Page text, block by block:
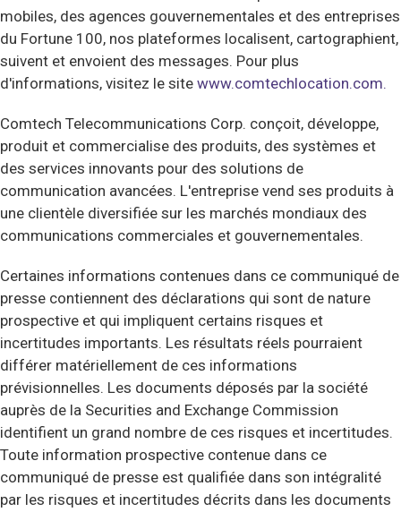
mobiles, des agences gouvernementales et des entreprises
du Fortune 100, nos plateformes localisent, cartographient,
suivent et envoient des messages. Pour plus
d'informations, visitez le site www.comtechlocation.com.
Comtech Telecommunications Corp. conçoit, développe,
produit et commercialise des produits, des systèmes et
des services innovants pour des solutions de
communication avancées. L'entreprise vend ses produits à
une clientèle diversifiée sur les marchés mondiaux des
communications commerciales et gouvernementales.
Certaines informations contenues dans ce communiqué de
presse contiennent des déclarations qui sont de nature
prospective et qui impliquent certains risques et
incertitudes importants. Les résultats réels pourraient
différer matériellement de ces informations
prévisionnelles. Les documents déposés par la société
auprès de la Securities and Exchange Commission
identifient un grand nombre de ces risques et incertitudes.
Toute information prospective contenue dans ce
communiqué de presse est qualifiée dans son intégralité
par les risques et incertitudes décrits dans les documents